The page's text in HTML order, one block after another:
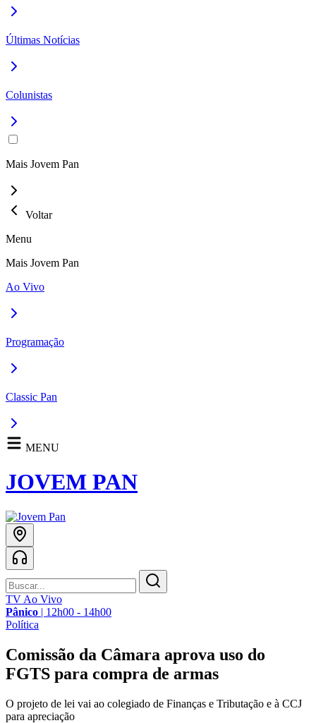
Últimas Notícias
Colunistas
Mais Jovem Pan
Voltar
Menu
Mais Jovem Pan
Ao Vivo
Programação
Classic Pan
MENU
JOVEM PAN
TV Ao Vivo
Pânico | 12h00 - 14h00
Política
Comissão da Câmara aprova uso do
FGTS para compra de armas
O projeto de lei vai ao colegiado de Finanças e Tributação e à CCJ
para apreciação